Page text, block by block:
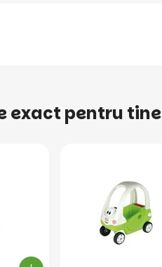
exact pentru tine